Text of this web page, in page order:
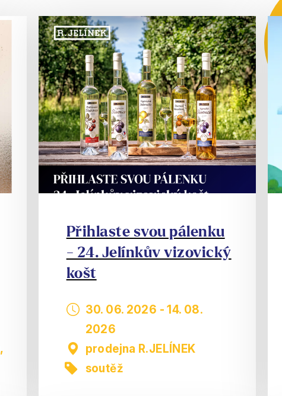
,
Přihlaste svou pálenku
- 24. Jelínkův vizovický
košt
30. 06. 2026 -14. 08.
2026
prodejna R.JELÍNEK
soutěž